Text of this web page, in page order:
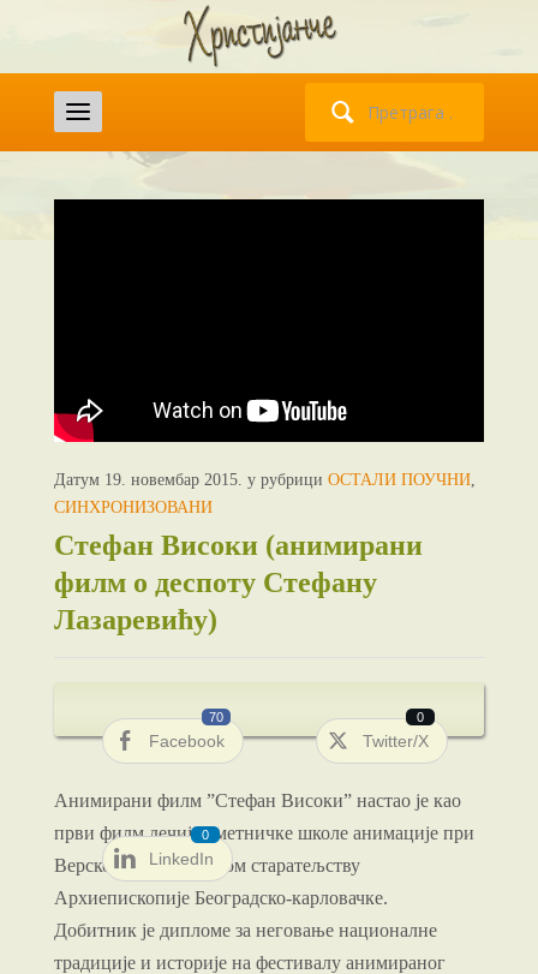
Датум 19. новембар 2015. у рубрици ОСТАЛИ ПОУЧНИ,
СИНХРОНИЗОВАНИ
Стефан Високи (анимирани
филм о деспоту Стефану
Лазаревићу)
Facebook
70
Twitter/X
0
LinkedIn
0
Анимирани филм ”Стефан Високи” настао је као
први филм дечије уметничке школе анимације при
Верском добротворном старатељству
Архиепископије Београдско-карловачке.
Добитник је дипломе за неговање националне
традиције и историје на фестивалу анимираног